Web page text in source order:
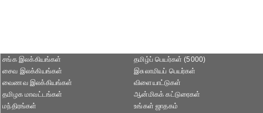
சங்க இலக்கியங்கள்
சைவ இலக்கியங்கள்
வைணவ இலக்கியங்கள்
தமிழக மாவட்டங்கள்
தமிழ்ப் பெயர்கள் (5000)
இசுலாமியப் பெயர்கள்
விளையாட்டுகள்
ஆன்மிகக் கட்டுரைகள்
மந்திரங்கள்
உங்கள் ஜாதகம்